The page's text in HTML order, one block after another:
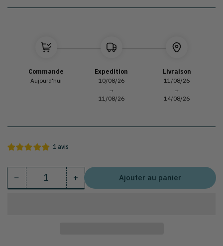
Commande
Aujourd'hui
Expedition
10/08/26
→
11/08/26
Livraison
11/08/26
→
14/08/26
1 avis
− Diminuer
Quantité +AugmenterAjouter au panier